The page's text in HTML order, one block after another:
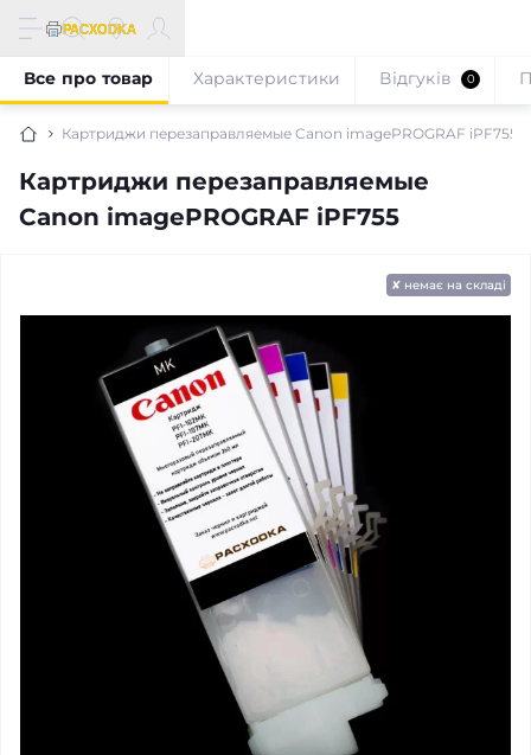
Картриджи перезаправляемые Canon imagePROGRAF iPF755
Картриджи перезаправляемые
Canon imagePROGRAF iPF755
Все про товар Характеристики Відгуків 0
✘ немає на складі